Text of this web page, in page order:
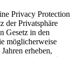
Privacy Protection
der Privatsphäre
Gesetz in den
möglicherweise
erheben,